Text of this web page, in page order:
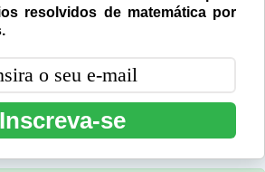
resolvidos de matemática por
Inscreva-se